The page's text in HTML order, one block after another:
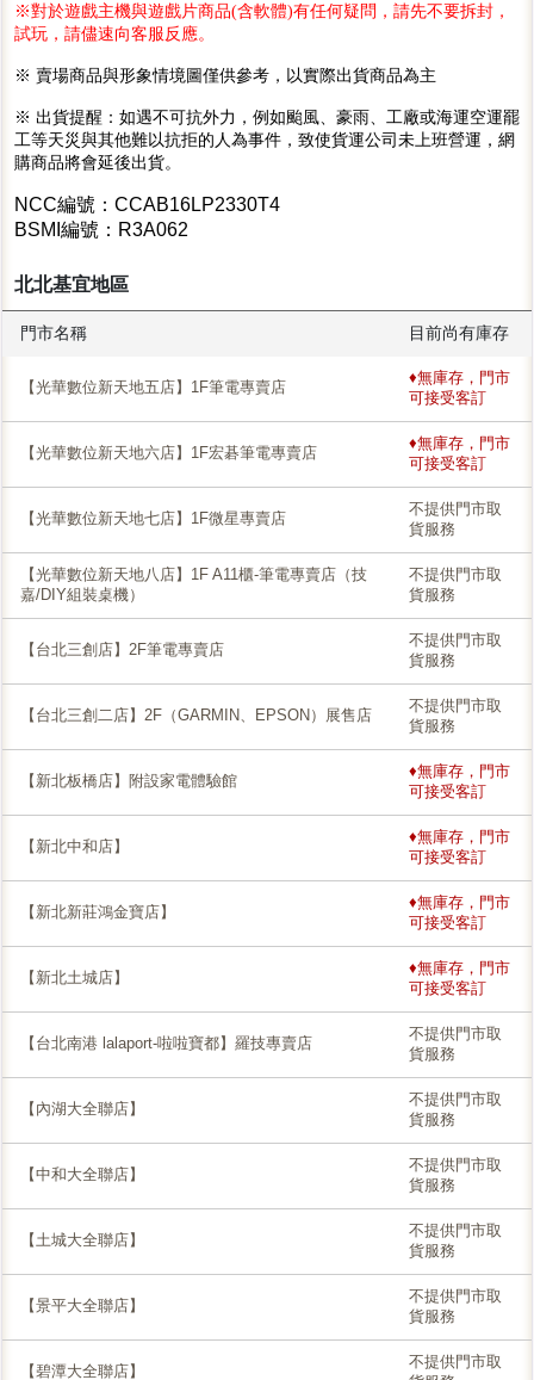
※對於遊戲主機與遊戲片商品(含軟體)有任何疑問，請先不要拆封，
試玩，請儘速向客服反應。
※ 賣場商品與形象情境圖僅供參考，以實際出貨商品為主
※ 出貨提醒：如遇不可抗外力，例如颱風、豪雨、工廠或海運空運罷
工等天災與其他難以抗拒的人為事件，致使貨運公司未上班營運，網
購商品將會延後出貨。
NCC編號：CCAB16LP2330T4
BSMI編號：R3A062
北北基宜地區
門市名稱 目前尚有庫存
【光華數位新天地五店】1F筆電專賣店
♦無庫存，門市
可接受客訂
【光華數位新天地六店】1F宏碁筆電專賣店
♦無庫存，門市
可接受客訂
【光華數位新天地七店】1F微星專賣店
不提供門市取
貨服務
【光華數位新天地八店】1F A11櫃-筆電專賣店（技
嘉/DIY組裝桌機）
不提供門市取
貨服務
【台北三創店】2F筆電專賣店
不提供門市取
貨服務
【台北三創二店】2F（GARMIN、EPSON）展售店
不提供門市取
貨服務
【新北板橋店】附設家電體驗館
♦無庫存，門市
可接受客訂
【新北中和店】
♦無庫存，門市
可接受客訂
【新北新莊鴻金寶店】
♦無庫存，門市
可接受客訂
【新北土城店】
♦無庫存，門市
可接受客訂
【台北南港 lalaport-啦啦寶都】羅技專賣店
不提供門市取
貨服務
【內湖大全聯店】
不提供門市取
貨服務
【中和大全聯店】
不提供門市取
貨服務
【土城大全聯店】
不提供門市取
貨服務
【景平大全聯店】
不提供門市取
貨服務
【碧潭大全聯店】
不提供門市取